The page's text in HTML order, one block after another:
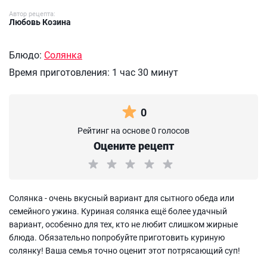
Автор рецепта:
Любовь Козина
Блюдо: Солянка
Время приготовления: 1 час 30 минут
0
Рейтинг на основе 0 голосов
Оцените рецепт
Солянка - очень вкусный вариант для сытного обеда или
семейного ужина. Куриная солянка ещё более удачный
вариант, особенно для тех, кто не любит слишком жирные
блюда. Обязательно попробуйте приготовить куриную
солянку! Ваша семья точно оценит этот потрясающий суп!